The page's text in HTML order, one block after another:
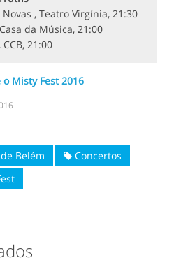
, Teatro Virgínia, 21:30
da Música, 21:00
21:00
Misty Fest 2016
Belém
Concertos
do Misty